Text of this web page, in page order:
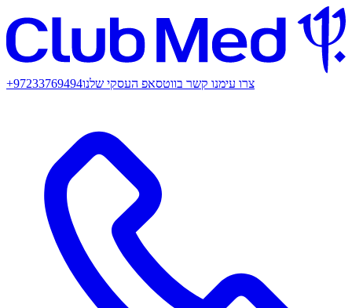
+97233769494צרו עימנו קשר בווטסאפ העסקי שלנו